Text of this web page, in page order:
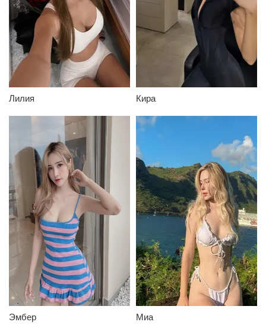
Лилия Кира
Эмбер Миа